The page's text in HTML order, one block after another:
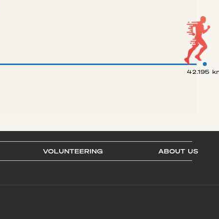
42.195
VOLUNTEERING ABOUT US